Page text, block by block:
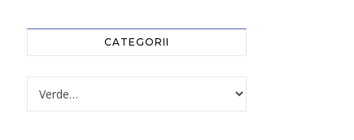
CATEGORII